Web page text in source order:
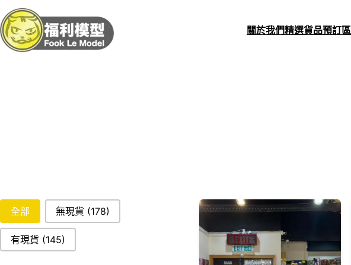
關於我們精選貨品預訂區
stockStatus
全部 無現貨 (178)
有現貨 (145)